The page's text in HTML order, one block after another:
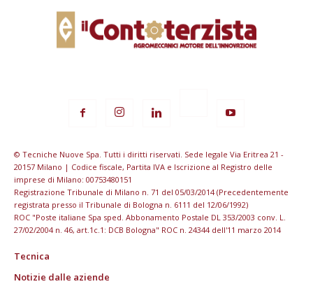
© Tecniche Nuove Spa. Tutti i diritti riservati. Sede legale Via Eritrea 21 -
20157 Milano | Codice fiscale, Partita IVA e Iscrizione al Registro delle
imprese di Milano: 00753480151
Registrazione Tribunale di Milano n. 71 del 05/03/2014 (Precedentemente
registrata presso il Tribunale di Bologna n. 6111 del 12/06/1992)
ROC "Poste italiane Spa sped. Abbonamento Postale DL 353/2003 conv. L.
27/02/2004 n. 46, art.1c.1: DCB Bologna" ROC n. 24344 dell'11 marzo 2014
Tecnica
Notizie dalle aziende